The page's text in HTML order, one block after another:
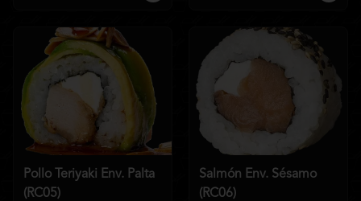
Pollo Teriyaki Env. Palta
(RC05)
Salmón Env. Sésamo
(RC06)